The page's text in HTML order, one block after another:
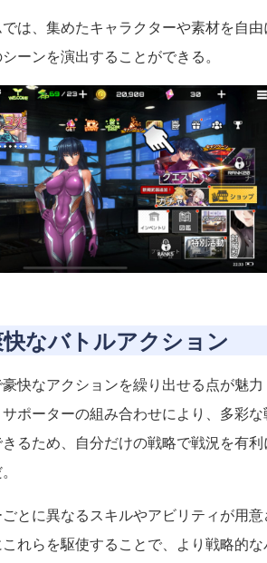
は、集めたキャラクターや素材を自由
ーンを演出することができる。
なバトルアクション
快なアクションを繰り出せる点が魅力
ポーターの組み合わせにより、多彩な
るため、自分だけの戦略で戦況を有利
とに異なるスキルやアビリティが用意
れらを駆使することで、より戦略的な